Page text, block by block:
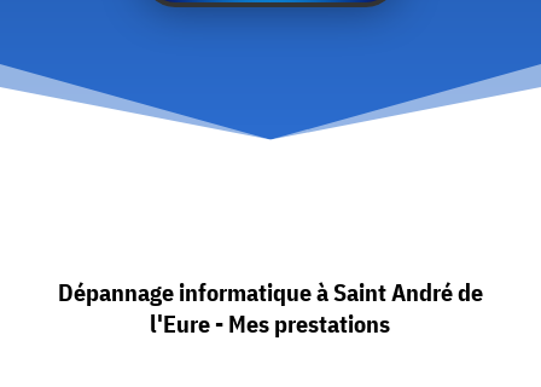
Dépannage informatique à Saint André de
l'Eure - Mes prestations